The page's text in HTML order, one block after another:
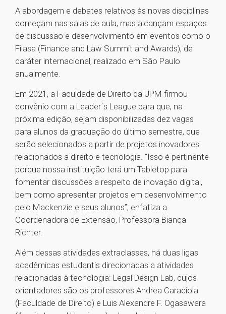
A abordagem e debates relativos às novas disciplinas
começam nas salas de aula, mas alcançam espaços
de discussão e desenvolvimento em eventos como o
Filasa (Finance and Law Summit and Awards), de
caráter internacional, realizado em São Paulo
anualmente.
Em 2021, a Faculdade de Direito da UPM firmou
convênio com a Leader´s League para que, na
próxima edição, sejam disponibilizadas dez vagas
para alunos da graduação do último semestre, que
serão selecionados a partir de projetos inovadores
relacionados a direito e tecnologia. “Isso é pertinente
porque nossa instituição terá um Tabletop para
fomentar discussões a respeito de inovação digital,
bem como apresentar projetos em desenvolvimento
pelo Mackenzie e seus alunos”, enfatiza a
Coordenadora de Extensão, Professora Bianca
Richter.
Além dessas atividades extraclasses, há duas ligas
acadêmicas estudantis direcionadas a atividades
relacionadas à tecnologia: Legal Design Lab, cujos
orientadores são os professores Andrea Caraciola
(Faculdade de Direito) e Luis Alexandre F. Ogasawara